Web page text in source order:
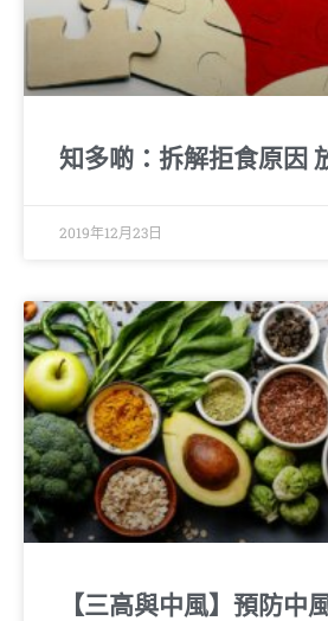
知多啲：拆解拒食原因
2019年12月23日
【三高與中風】預防